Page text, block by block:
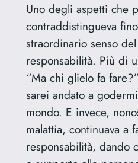
Uno degli aspetti che
contraddistingueva
straordinario senso
responsabilità. Più di
“Ma chi glielo fa
sarei andato a
mondo. E invece,
malattia, continuava a
responsabilità, dando